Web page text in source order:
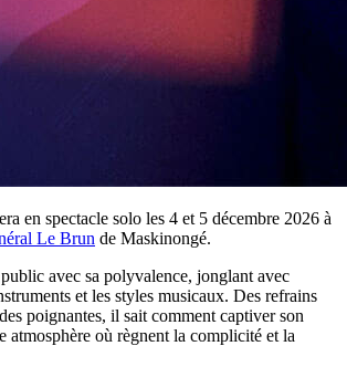
en spectacle solo les 4 et 5 décembre 2026 à
Le Brun de Maskinongé.
avec sa polyvalence, jonglant avec
et les styles musicaux. Des refrains
poignantes, il sait comment captiver son
atmosphère où règnent la complicité et la